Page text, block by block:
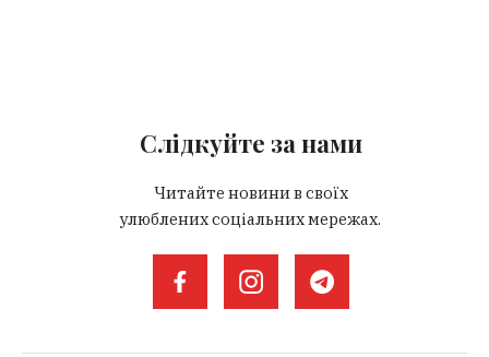
Слідкуйте за нами
Читайте новини в своїх
улюблених соціальних мережах.